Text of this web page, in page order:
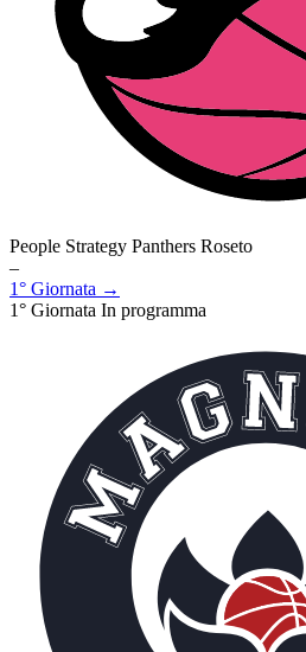
People Strategy Panthers Roseto
–
1° Giornata →
1° Giornata In programma